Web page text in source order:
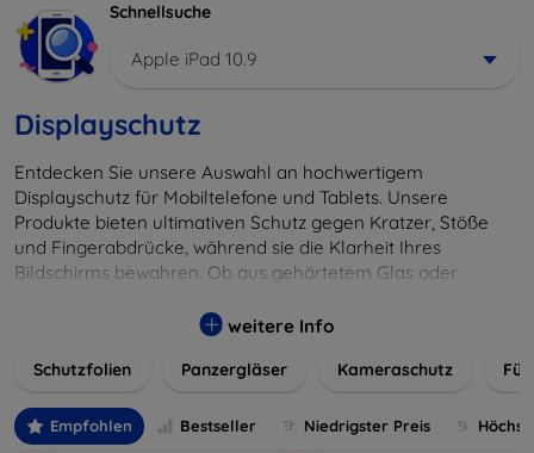
Schnellsuche
Apple iPad 10.9
Displayschutz
Entdecken Sie unsere Auswahl an hochwertigem
Displayschutz für Mobiltelefone und Tablets. Unsere
Produkte bieten ultimativen Schutz gegen Kratzer, Stöße
und Fingerabdrücke, während sie die Klarheit Ihres
Bildschirms bewahren. Ob aus gehärtetem Glas oder
installieren und passgenau für jedes Gerät, um eine
wertvolles Gerät mit unseren langlebigen und zuverlässigen
digitales Erlebnis.
weitere Info
Schutzfolien Panzergläser Kameraschutz
Empfohlen Bestseller Niedrigster Preis